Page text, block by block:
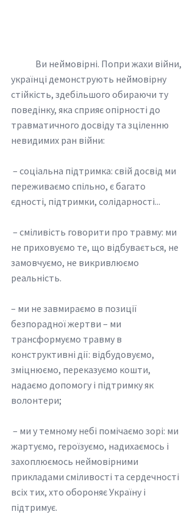
українці демонструють неймовірну
стійкість, здебільшого обираючи ту
поведінку, яка сприяє опірності до
травматичного досвіду та зціленню
невидимих ран війни:
переживаємо спільно, є багато
єдності, підтримки, солідарності...
не приховуємо те, що відбувається, не
замовчуємо, не викривлюємо
реальність.
– ми не завмираємо в позиції
безпорадної жертви – ми
трансформуємо травму в
конструктивні дії: відбудовуємо,
зміцнюємо, переказуємо кошти,
надаємо допомогу і підтримку як
волонтери;
жартуємо, героїзуємо, надихаємось і
захоплюємось неймовірними
прикладами сміливості та сердечності
всіх тих, хто обороняє Україну і
підтримує.